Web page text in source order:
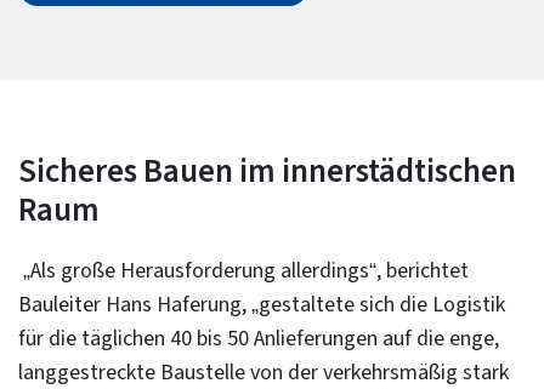
Sicheres Bauen im innerstädtischen
Raum
„Als große Herausforderung allerdings“, berichtet
Bauleiter Hans Haferung, „gestaltete sich die Logistik
für die täglichen 40 bis 50 Anlieferungen auf die enge,
langgestreckte Baustelle von der verkehrsmäßig stark